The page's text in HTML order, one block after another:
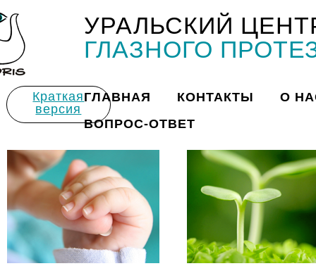
УРАЛЬСКИЙ
ГЛАЗНОГО
Краткая
версия
ГЛАВНАЯ КОНТАКТЫ
О
ВОПРОС-ОТВЕТ